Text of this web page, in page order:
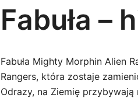
Fabuła –
Fabuła Mighty Morphin Alien
Rangers, która zostaje
Odrazy, na Ziemię